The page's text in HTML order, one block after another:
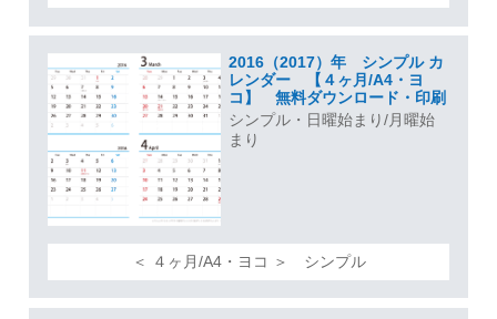
2016（2017）年 シンプル カ
レンダー 【４ヶ月/A4・ヨ
コ】 無料ダウンロード・印刷
シンプル・日曜始まり/月曜始
まり
＜ ４ヶ月/A4・ヨコ ＞ シンプル